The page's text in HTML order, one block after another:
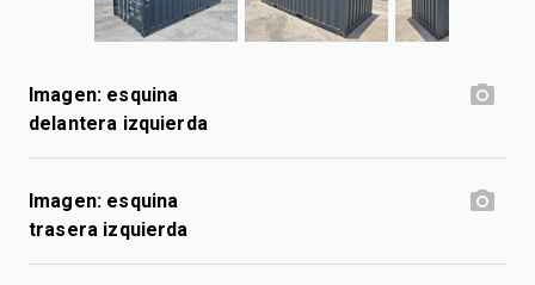
Imagen: esquina
delantera izquierda
Imagen: esquina
trasera izquierda